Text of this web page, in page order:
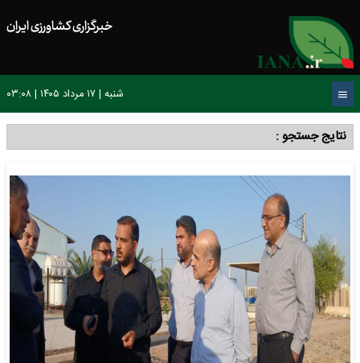
خبرگزاری کشاورزی ایران
شنبه | ۱۷ مرداد ۱۴۰۵ | ۰۳:۰۸
نتایج جستجو :